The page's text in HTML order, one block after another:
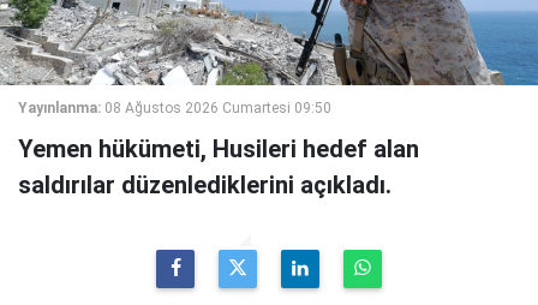
Yayınlanma: 08 Ağustos 2026 Cumartesi 09:50
Yemen hükümeti, Husileri hedef alan
saldırılar düzenlediklerini açıkladı.